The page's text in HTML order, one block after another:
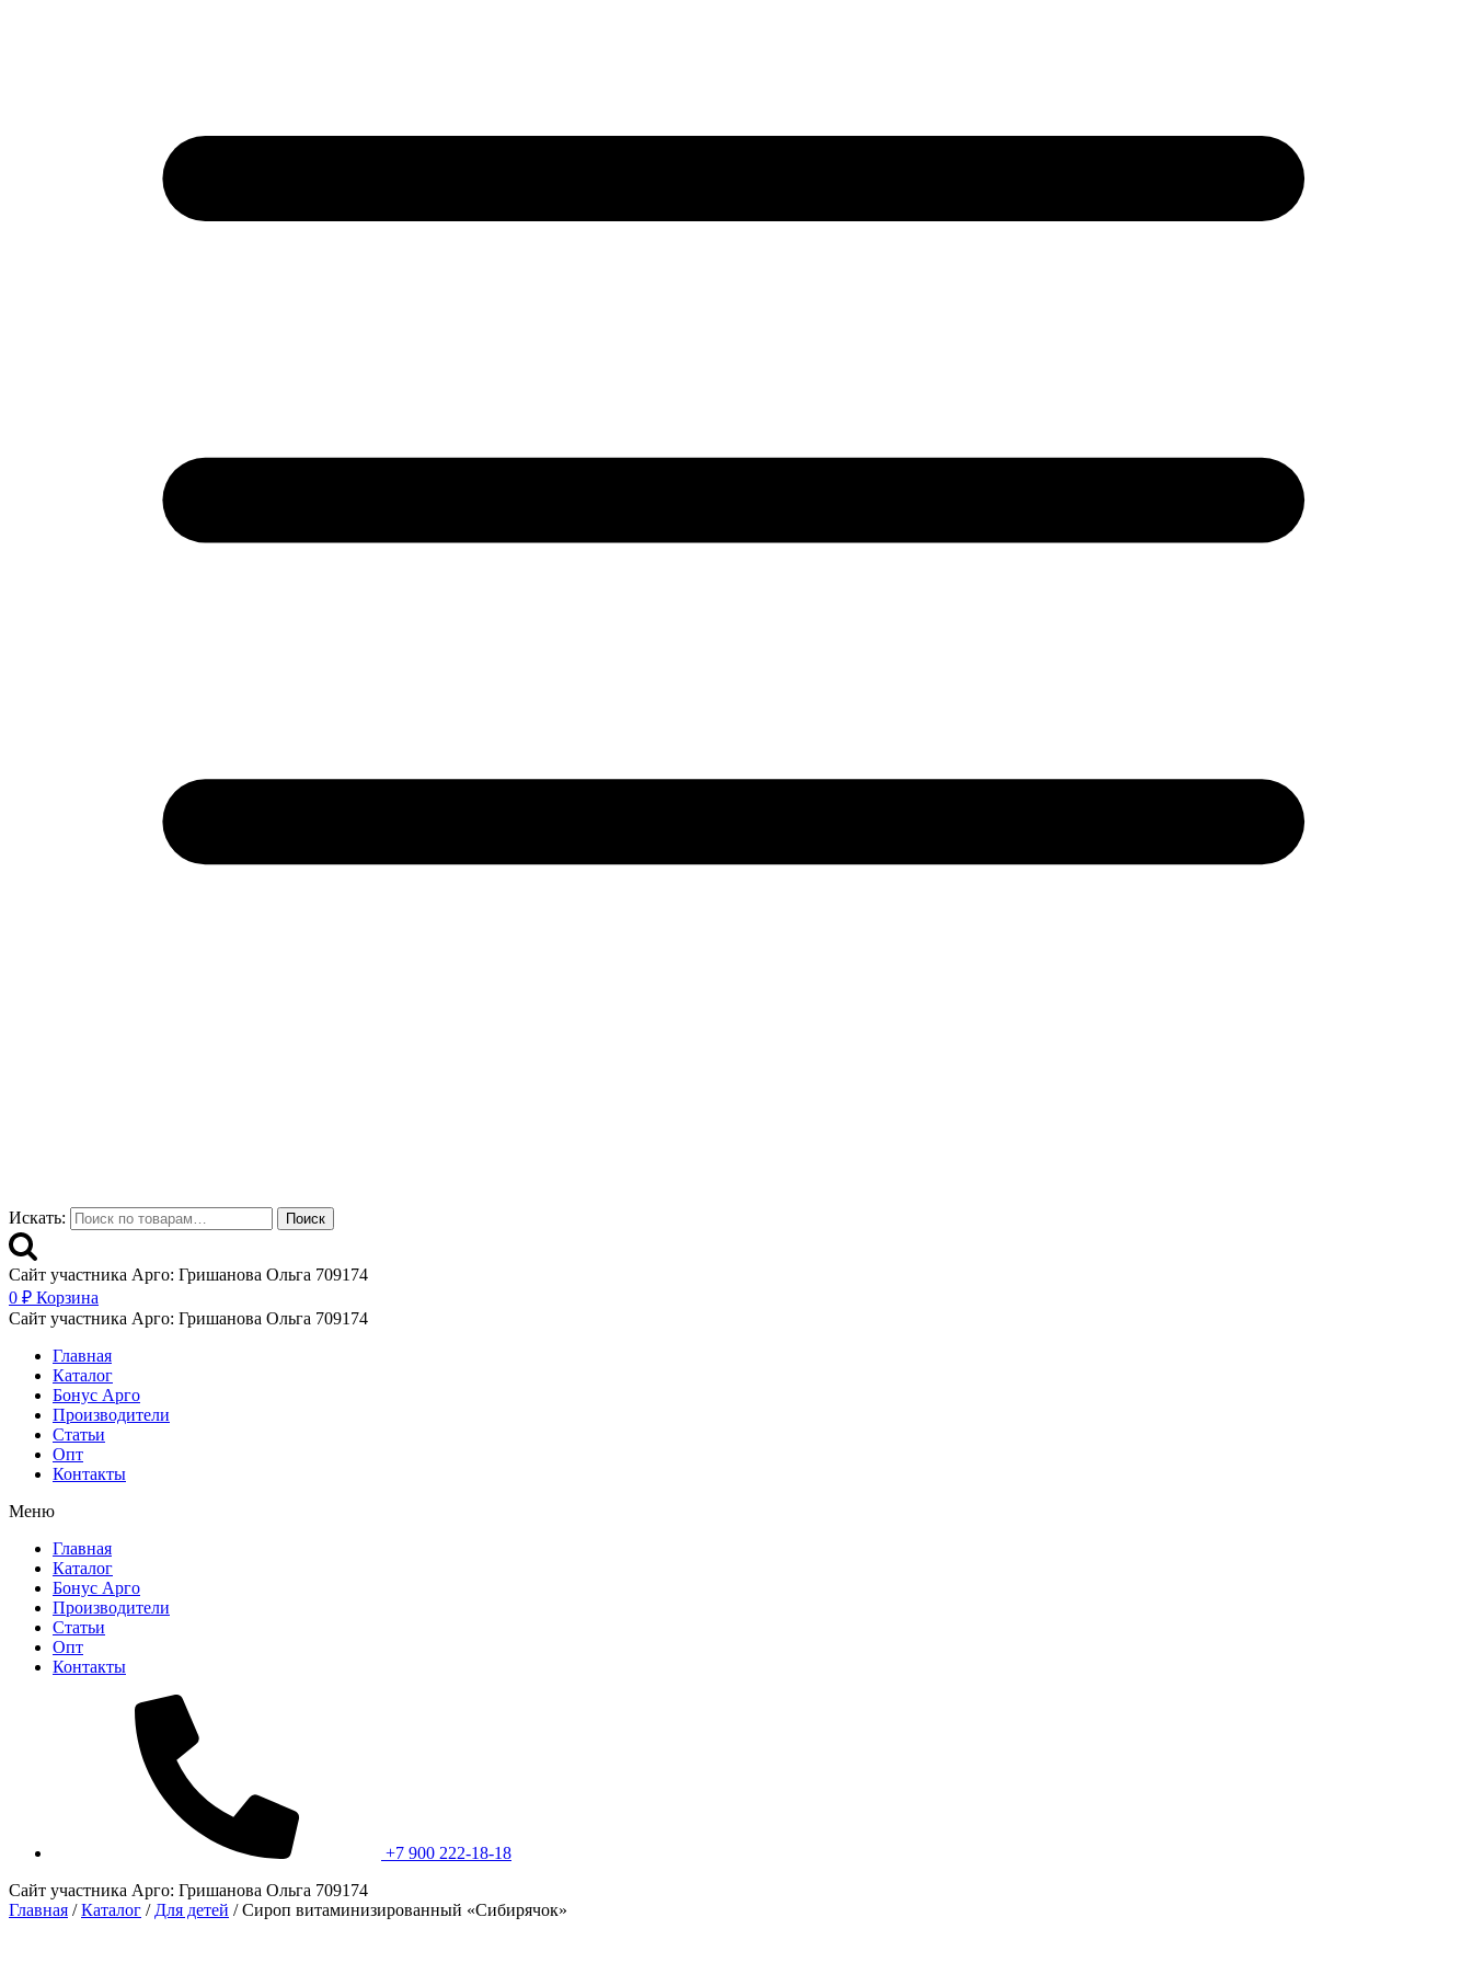
Искать: Поиск
Сайт участника Арго: Гришанова Ольга 709174
0 ₽ Корзина
Сайт участника Арго: Гришанова Ольга 709174
Главная
Каталог
Бонус Арго
Производители
Статьи
Опт
Контакты
Меню
Главная
Каталог
Бонус Арго
Производители
Статьи
Опт
Контакты
+7 900 222-18-18
Сайт участника Арго: Гришанова Ольга 709174
Главная / Каталог / Для детей / Сироп витаминизированный «Сибирячок»